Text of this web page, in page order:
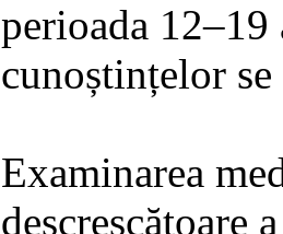
perioada 12–19
cunoștințelor
Examinarea
descrescătoare